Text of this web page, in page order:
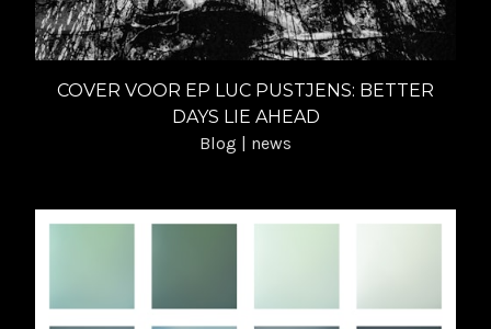
COVER VOOR EP LUC PUSTJENS: BETTER
DAYS LIE AHEAD
Blog | news